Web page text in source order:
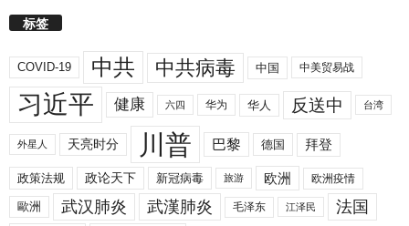
标签
COVID-19 中共 中共病毒 中国 中美贸易战
习近平 健康 六四 华为 华人 反送中 台湾
外星人 天亮时分 川普 巴黎 德国 拜登
政策法规 政论天下 新冠病毒 旅游 欧洲 欧洲疫情
歐洲 武汉肺炎 武漢肺炎 毛泽东 江泽民 法国